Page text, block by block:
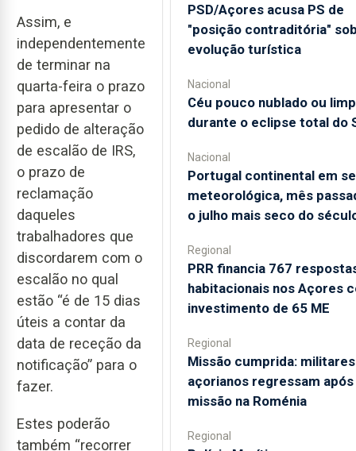
Assim, e
independentemente
de terminar na
quarta-feira o prazo
para apresentar o
pedido de alteração
de escalão de IRS,
o prazo de
reclamação
daqueles
trabalhadores que
discordarem com o
escalão no qual
estão “é de 15 dias
úteis a contar da
data de receção da
notificação” para o
fazer.
Estes poderão
também “recorrer
PSD/Açores acusa PS de
"posição contraditória"
evolução turística
Nacional
Céu pouco nublado ou
durante o eclipse total do
Nacional
Portugal continental em
meteorológica, mês
o julho mais seco do
Regional
PRR financia 767
habitacionais nos Açores
investimento de 65 ME
Regional
Missão cumprida: militares
açorianos regressam após
missão na Roménia
Regional